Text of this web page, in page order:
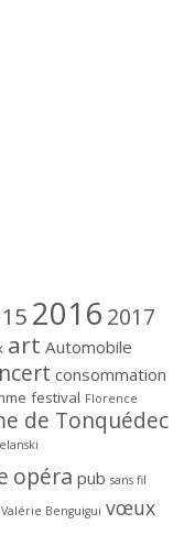
2016 2017
art Automobile
consommation
festival Florence
de Tonquédec
opéra pub sans fil
Valérie Benguigui vœux